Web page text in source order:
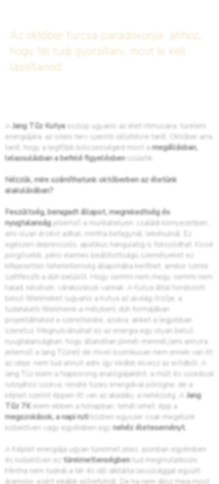
Az október furcsa paradoxonja: ahhoz,
hogy fel tudj gyorsítani, most le kell
lassítanod.
Jang Tűz Kutyaoszlop ugyanis az élet ritmusaira, türelem
energiájára, az isteni terv szerinti időzítésre tanít. Október arra
tanít, hogy a legfőbb bölcsességed most amegállásban,
lelassulásban a befelé figyelésbenszületik.
Nézzük, mire számíthatunk októberben az életünk
alakulásában?
Feszültség, beragadt állapot, megrekedtség és
nyugtalanságjellemző a munkahelyen, családi környezetben,
ami olyan érzést adhat, mintha befagynál, lebénulnál. Ez
egészen depressziós, apatikus hangulatig is fokozódhat. Kissé
pörgősebb, pénz elemes beállítottságú személyeket ez
kifejezetten tehetetlenség állapotába keríthet, amikor szinte
szétfeszíti a düh belülről. Hogy semmi nem megy, semmi nem
halad, késések, várakozások vannak. A Kutya által hordozott
belső félelmeket (ugyanis a Kutya az alvilág őrzője, a
tudatalatti félelmeink a mélyben) düh formájában
projektálhatod a szeretteidre, azokra, akiket a legjobban
szeretsz. Megnyilvánulhat ez az energia egy olyan belső
nyugtalanságban, hogy állandóan jönnél-mennél,(ami annyira
jellemző a Jang Tűzre!) de mivel kozmikusan nem ennek van itt
az ideje, nem tud annyit adni, így inkább elvesz az erődből. A
Jang Tűz elem a Napkorong analógiájaként, a múlt és szokások
rutinjához szokva, rendre tüzes energiával pörögne, de a
képlet szerint éppen itt van az akadály, a nehézség. A Jang
Tűz 7K elem ebben a hónapban, tehát lehet, épp a
megszokások, a napi rutiközben egyszer csak megélünk
kollektíven vagy egyéniben egynehéz életeseményt.
A Képlet energiája ugyan türelmet jelez, azonban egyéniben
és kollektíven ez türelmetlenségbentud megmutatkozni.
Mintha nem tudnál a tér és idő diktálta lassúsággal együtt
áramolni, ezért inkább előrefutnál. De ha nem állsz meg most